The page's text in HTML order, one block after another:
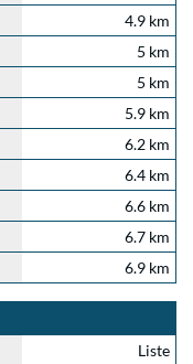
4.9 km
5 km
5 km
5.9 km
6.2 km
6.4 km
6.6 km
6.7 km
6.9 km
Liste